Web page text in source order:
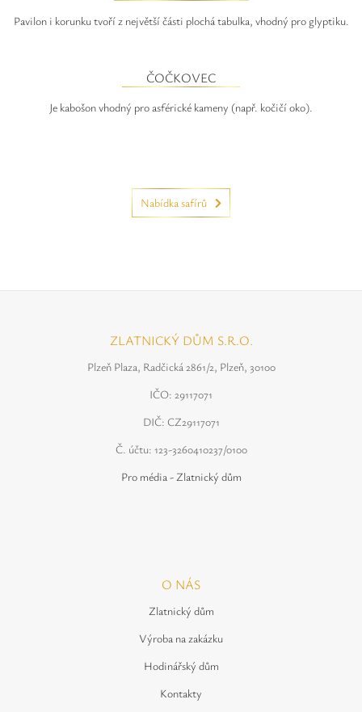
Pavilon i korunku tvoří z největší části plochá tabulka, vhodný pro glyptiku.
ČOČKOVEC
Je kabošon vhodný pro asférické kameny (např. kočičí oko).
Nabídka safírů
ZLATNICKÝ DŮM S.R.O.
Plzeň Plaza, Radčická 2861/2, Plzeň, 30100
IČO: 29117071
DIČ: CZ29117071
Č. účtu: 123-3260410237/0100
Pro média - Zlatnický dům
O NÁS
Zlatnický dům
Výroba na zakázku
Hodinářský dům
Kontakty